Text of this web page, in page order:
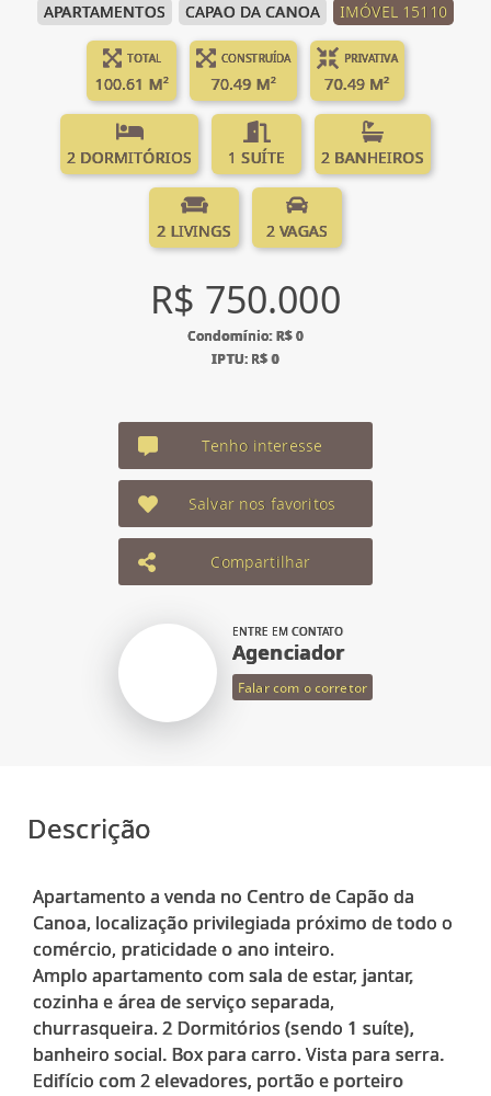
APARTAMENTOS CAPAO DA CANOA IMÓVEL 15110
TOTAL
100.61 M²
CONSTRUÍDA
70.49 M²
PRIVATIVA
70.49 M²
2 DORMITÓRIOS 1 SUÍTE 2 BANHEIROS
2 LIVINGS 2 VAGAS
R$ 750.000
Condomínio: R$ 0
IPTU: R$ 0
Tenho interesse
Salvar nos favoritos
Compartilhar
ENTRE EM CONTATO
Agenciador
Falar com o corretor
Descrição
Apartamento a venda no Centro de Capão da
Canoa, localização privilegiada próximo de todo o
comércio, praticidade o ano inteiro.
Amplo apartamento com sala de estar, jantar,
cozinha e área de serviço separada,
churrasqueira. 2 Dormitórios (sendo 1 suíte),
banheiro social. Box para carro. Vista para serra.
Edifício com 2 elevadores, portão e porteiro